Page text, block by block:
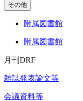
その他
附属図書館
附属図書館
月刊DRF
雑誌発表論文等
会議資料等